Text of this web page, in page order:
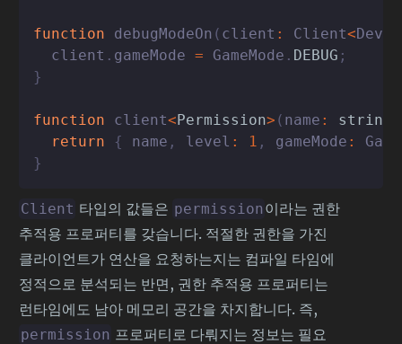
function debugModeOn ( client : Client<
  client
. gameMode = GameMode . DEBUG ;
}
function client<Permission> ( name : string
return
{ name , level : 1 , gameMode :
}
Client 타입의 값들은 permission 이라는 권한
추적용 프로퍼티를 갖습니다. 적절한 권한을 가진
클라이언트가 연산을 요청하는지는 컴파일 타임에
정적으로 분석되는 반면, 권한 추적용 프로퍼티는
런타임에도 남아 메모리 공간을 차지합니다. 즉,
permission 프로퍼티로 다뤄지는 정보는 필요